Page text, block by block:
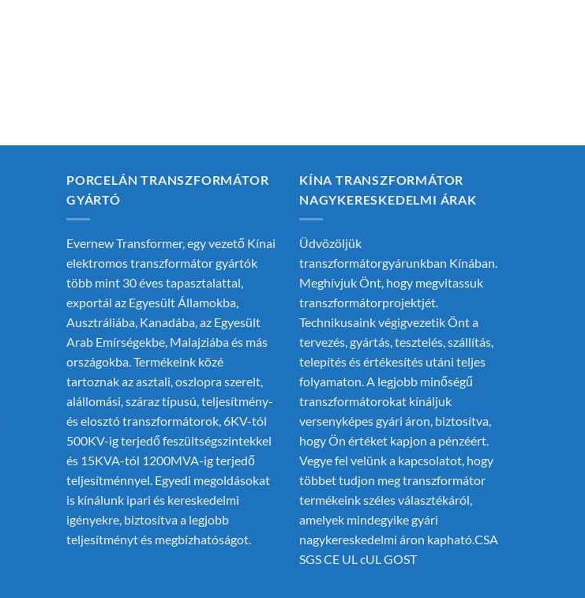
PORCELÁN TRANSZFORMÁTOR
GYÁRTÓ
Evernew Transformer, egy vezető Kínai
elektromos transzformátor gyártók
több mint 30 éves tapasztalattal,
exportál az Egyesült Államokba,
Ausztráliába, Kanadába, az Egyesült
Arab Emírségekbe, Malajziába és más
országokba. Termékeink közé
tartoznak az asztali, oszlopra szerelt,
alállomási, száraz típusú, teljesítmény-
és elosztó transzformátorok, 6KV-tól
500KV-ig terjedő feszültségszintekkel
és 15KVA-tól 1200MVA-ig terjedő
teljesítménnyel. Egyedi megoldásokat
is kínálunk ipari és kereskedelmi
igényekre, biztosítva a legjobb
teljesítményt és megbízhatóságot.
KÍNA TRANSZFORMÁTOR
NAGYKERESKEDELMI ÁRAK
Üdvözöljük
transzformátorgyárunkban Kínában.
Meghívjuk Önt, hogy megvitassuk
transzformátorprojektjét.
Technikusaink végigvezetik Önt a
tervezés, gyártás, tesztelés, szállítás,
telepítés és értékesítés utáni teljes
folyamaton. A legjobb minőségű
transzformátorokat kínáljuk
versenyképes gyári áron, biztosítva,
hogy Ön értéket kapjon a pénzéért.
Vegye fel velünk a kapcsolatot, hogy
többet tudjon meg transzformátor
termékeink széles választékáról,
amelyek mindegyike gyári
nagykereskedelmi áron kapható.CSA
SGS CE UL cUL GOST